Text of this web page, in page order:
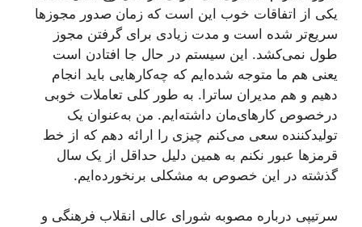
یکی از اتفاقات خوب این است که زمان صدور مجوز‌ها
سریع‌تر شده است و مدت زیادی برای گرفتن مجوز
طول نمی‌کشد. این سیستم در حال جا افتادن است
یعنی هم ما متوجه شده‌ایم که چه‌کار‌هایی باید انجام
دهیم و هم مدیران ساترا. به طور کلی تعاملات خوبی
درخصوص کارهای‌مان داشته‌ایم. من به‌عنوان یک
تولیدکننده سعی می‌کنم چیزی را ارائه دهم که از خط
قرمز‌ها عبور نکنم به همین دلیل حداقل از یک سال
گذشته در این خصوص به مشکلی برنخورده‌ایم.
سرتیپی درباره مصوبه شورای عالی انقلاب فرهنگی و